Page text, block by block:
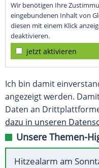
Wir benötigen Ihre
eingebundenen Inhalt von
diesen mit einem Klick
deaktivieren.
jetzt aktivieren
Ich bin damit
angezeigt werden.
Daten an
dazu in unseren
Unsere Themen-
Hitzealarm am